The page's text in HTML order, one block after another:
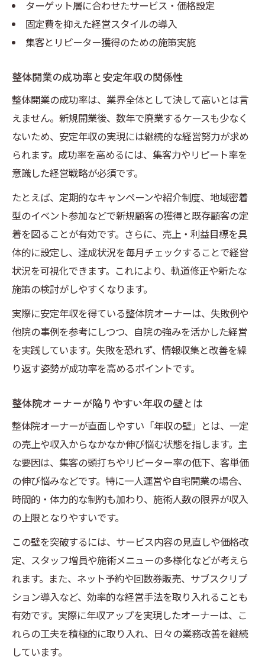
ターゲット層に合わせたサービス・価格設定
固定費を抑えた経営スタイルの導入
集客とリピーター獲得のための施策実施
整体開業の成功率と安定年収の関係性
整体開業の成功率は、業界全体として決して高いとは言
えません。新規開業後、数年で廃業するケースも少なく
ないため、安定年収の実現には継続的な経営努力が求め
られます。成功率を高めるには、集客力やリピート率を
意識した経営戦略が必須です。
たとえば、定期的なキャンペーンや紹介制度、地域密着
型のイベント参加などで新規顧客の獲得と既存顧客の定
着を図ることが有効です。さらに、売上・利益目標を具
体的に設定し、達成状況を毎月チェックすることで経営
状況を可視化できます。これにより、軌道修正や新たな
施策の検討がしやすくなります。
実際に安定年収を得ている整体院オーナーは、失敗例や
他院の事例を参考にしつつ、自院の強みを活かした経営
を実践しています。失敗を恐れず、情報収集と改善を繰
り返す姿勢が成功率を高めるポイントです。
整体院オーナーが陥りやすい年収の壁とは
整体院オーナーが直面しやすい「年収の壁」とは、一定
の売上や収入からなかなか伸び悩む状態を指します。主
な要因は、集客の頭打ちやリピーター率の低下、客単価
の伸び悩みなどです。特に一人運営や自宅開業の場合、
時間的・体力的な制約も加わり、施術人数の限界が収入
の上限となりやすいです。
この壁を突破するには、サービス内容の見直しや価格改
定、スタッフ増員や施術メニューの多様化などが考えら
れます。また、ネット予約や回数券販売、サブスクリプ
ション導入など、効率的な経営手法を取り入れることも
有効です。実際に年収アップを実現したオーナーは、こ
れらの工夫を積極的に取り入れ、日々の業務改善を継続
しています。